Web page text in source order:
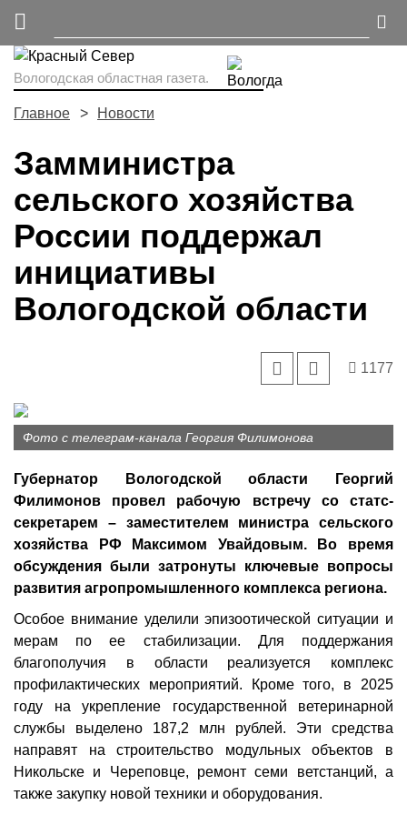
Вологодская областная газета.
Главное Новости
Замминистра
сельского хозяйства
России поддержал
инициативы
Вологодской области
1177
Фото с телеграм-канала Георгия Филимонова
Губернатор Вологодской области Георгий
Филимонов провел рабочую встречу со статс-
секретарем – заместителем министра сельского
хозяйства РФ Максимом Увайдовым. Во время
обсуждения были затронуты ключевые вопросы
развития агропромышленного комплекса региона.
Особое внимание уделили эпизоотической ситуации и
мерам по ее стабилизации. Для поддержания
благополучия в области реализуется комплекс
профилактических мероприятий. Кроме того, в 2025
году на укрепление государственной ветеринарной
службы выделено 187,2 млн рублей. Эти средства
направят на строительство модульных объектов в
Никольске и Череповце, ремонт семи ветстанций, а
также закупку новой техники и оборудования.